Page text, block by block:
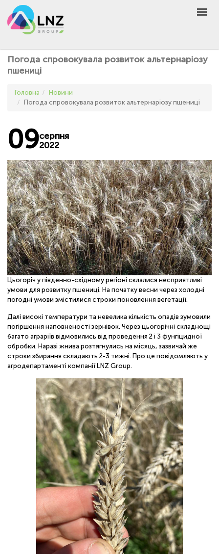
GROUP
AGRO
MARKET
UNIVERSEED
НОВИНИ
КОНТАКТИ
ІНШЕ
UA EN PL
КУПИТИ
ОНЛАЙН
Погода спровокувала розвиток альтернаріозу
пшениці
Головна
Новини
Погода спровокувала розвиток альтернаріозу пшениці
09серпня
2022
Цьогоріч у південно-східному регіоні склалися несприятливі
умови для розвитку пшениці. На початку весни через холодні
погодні умови змістилися строки поновлення вегетації.
Далі високі температури та невелика кількість опадів зумовили
погіршення наповненості зернівок. Через цьогорічні складнощі
багато аграріїв відмовились від проведення 2 і 3 фунгіцидної
обробки. Наразі жнива розтягнулись на місяць, зазвичай же
строки збирання складають 2-3 тижні. Про це повідомляють у
агродепартаменті компанії LNZ Group.